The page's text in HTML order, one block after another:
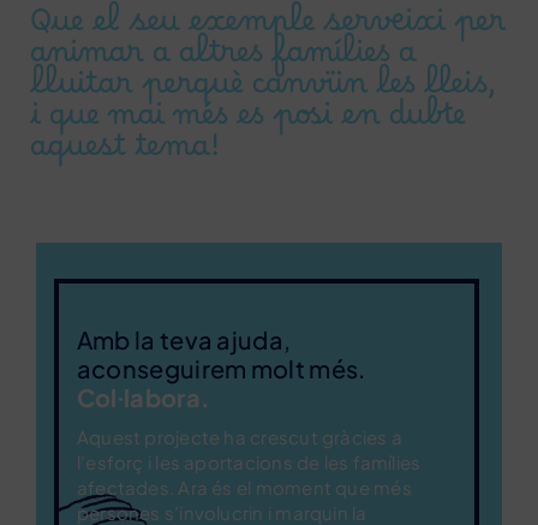
Que el seu exemple serveixi per
animar a altres famílies a
lluitar perquè canvïin les lleis,
i que mai més es posi en dubte
aquest tema!
Amb la teva ajuda,
aconseguirem molt més.
Col·labora.
Aquest projecte ha crescut gràcies a
l’esforç i les aportacions de les famílies
afectades. Ara és el moment que més
persones s’involucrin i marquin la